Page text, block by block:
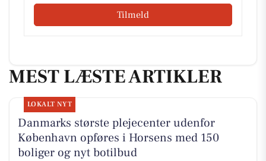
Tilmeld
MEST LÆSTE ARTIKLER
LOKALT NYT
Danmarks største plejecenter udenfor
København opføres i Horsens med 150
boliger og nyt botilbud